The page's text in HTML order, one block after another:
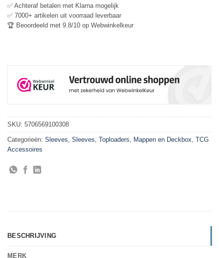
✅ Achteraf betalen met Klarna mogelijk
✅ 7000+ artikelen uit voorraad leverbaar
🏆 Beoordeeld met 9.8/10 op Webwinkelkeur
SKU: 5706569100308
Categorieën: Sleeves, Sleeves, Toploaders, Mappen en Deckbox, TCG
Accessoires
BESCHRIJVING
MERK